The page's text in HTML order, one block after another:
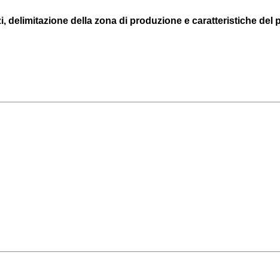
delimitazione della zona di produzione e caratteristiche del